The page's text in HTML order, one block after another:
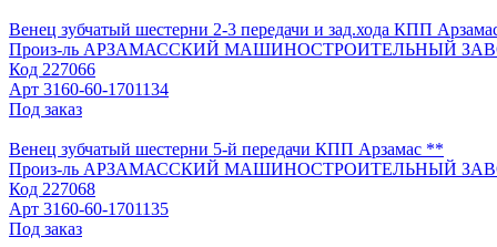
Венец зубчатый шестерни 2-3 передачи и зад.хода КПП
Произ-ль АРЗАМАССКИЙ МАШИНОСТРОИТЕЛЬНЫЙ
Код 227066
Арт 3160-60-1701134
Под заказ
Венец зубчатый шестерни 5-й передачи КПП Арзамас **
Произ-ль АРЗАМАССКИЙ МАШИНОСТРОИТЕЛЬНЫЙ
Код 227068
Арт 3160-60-1701135
Под заказ